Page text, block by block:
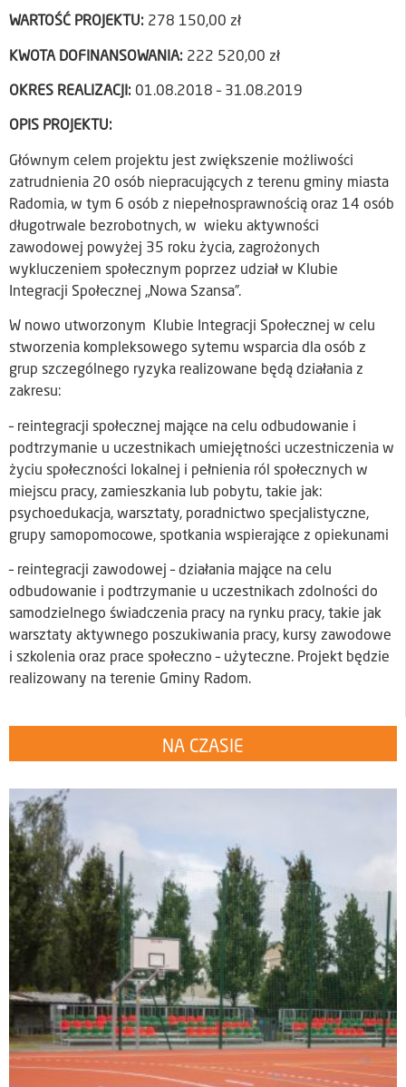
WARTOŚĆ PROJEKTU: 278 150,00 zł
KWOTA DOFINANSOWANIA: 222 520,00 zł
OKRES REALIZACJI: 01.08.2018 – 31.08.2019
OPIS PROJEKTU:
Głównym celem projektu jest zwiększenie możliwości
zatrudnienia 20 osób niepracujących z terenu gminy miasta
Radomia, w tym 6 osób z niepełnosprawnością oraz 14 osób
długotrwale bezrobotnych, w wieku aktywności
zawodowej powyżej 35 roku życia, zagrożonych
wykluczeniem społecznym poprzez udział w Klubie
Integracji Społecznej „Nowa Szansa”.
W nowo utworzonym Klubie Integracji Społecznej w celu
stworzenia kompleksowego sytemu wsparcia dla osób z
grup szczególnego ryzyka realizowane będą działania z
zakresu:
– reintegracji społecznej mające na celu odbudowanie i
podtrzymanie u uczestnikach umiejętności uczestniczenia w
życiu społeczności lokalnej i pełnienia ról społecznych w
miejscu pracy, zamieszkania lub pobytu, takie jak:
psychoedukacja, warsztaty, poradnictwo specjalistyczne,
grupy samopomocowe, spotkania wspierające z opiekunami
– reintegracji zawodowej – działania mające na celu
odbudowanie i podtrzymanie u uczestnikach zdolności do
samodzielnego świadczenia pracy na rynku pracy, takie jak
warsztaty aktywnego poszukiwania pracy, kursy zawodowe
i szkolenia oraz prace społeczno – użyteczne. Projekt będzie
realizowany na terenie Gminy Radom.
NA CZASIE